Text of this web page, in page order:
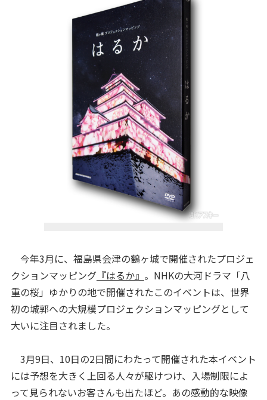
今年3月に、福島県会津の鶴ヶ城で開催されたプロジェ
クションマッピング『はるか』 。NHKの大河ドラマ「八
重の桜」ゆかりの地で開催されたこのイベントは、世界
初の城郭への大規模プロジェクションマッピングとして
大いに注目されました。
3月9日、10日の2日間にわたって開催された本イベント
には予想を大きく上回る人々が駆けつけ、入場制限によ
って見られないお客さんも出たほど。あの感動的な映像